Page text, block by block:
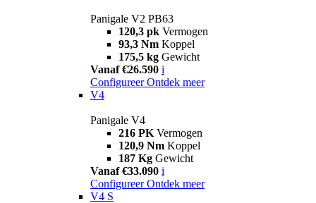
Panigale V2 PB63
120,3 pk Vermogen
93,3 Nm Koppel
175,5 kg Gewicht
Vanaf €26.590 i
Configureer Ontdek meer
V4
Panigale V4
216 PK Vermogen
120,9 Nm Koppel
187 Kg Gewicht
Vanaf €33.090 i
Configureer Ontdek meer
V4 S